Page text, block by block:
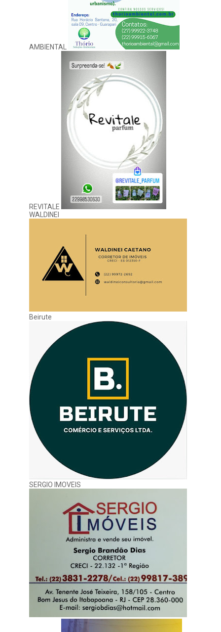
AMBIENTAL
REVITALE
WALDINEI
Beirute
SERGIO IMOVEIS